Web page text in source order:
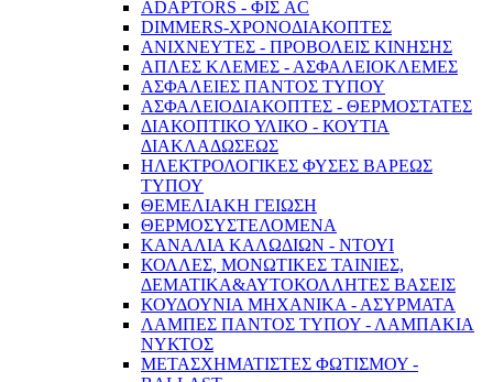
ADAPTORS - ΦΙΣ AC
DIMMERS-ΧΡΟΝΟΔΙΑΚΟΠΤΕΣ
ΑΝΙΧΝΕΥΤΕΣ - ΠΡΟΒΟΛΕΙΣ ΚΙΝΗΣΗΣ
ΑΠΛΕΣ ΚΛΕΜΕΣ - ΑΣΦΑΛΕΙΟΚΛΕΜΕΣ
ΑΣΦΑΛΕΙΕΣ ΠΑΝΤΟΣ ΤΥΠΟΥ
ΑΣΦΑΛΕΙΟΔΙΑΚΟΠΤΕΣ - ΘΕΡΜΟΣΤΑΤΕΣ
ΔΙΑΚΟΠΤΙΚΟ ΥΛΙΚΟ - ΚΟΥΤΙΑ
ΔΙΑΚΛΑΔΩΣΕΩΣ
ΗΛΕΚΤΡΟΛΟΓΙΚΕΣ ΦΥΣΕΣ ΒΑΡΕΩΣ
ΤΥΠΟΥ
ΘΕΜΕΛΙΑΚΗ ΓΕΙΩΣΗ
ΘΕΡΜΟΣΥΣΤΕΛΟΜΕΝΑ
ΚΑΝΑΛΙΑ ΚΑΛΩΔΙΩΝ - ΝΤΟΥΙ
ΚΟΛΛΕΣ, ΜΟΝΩΤΙΚΕΣ ΤΑΙΝΙΕΣ,
ΔΕΜΑΤΙΚΑ&ΑΥΤΟΚΟΛΛΗΤΕΣ ΒΑΣΕΙΣ
ΚΟΥΔΟΥΝΙΑ ΜΗΧΑΝΙΚΑ - ΑΣΥΡΜΑΤΑ
ΛΑΜΠΕΣ ΠΑΝΤΟΣ ΤΥΠΟΥ - ΛΑΜΠΑΚΙΑ
ΝΥΚΤΟΣ
ΜΕΤΑΣΧΗΜΑΤΙΣΤΕΣ ΦΩΤΙΣΜΟΥ -